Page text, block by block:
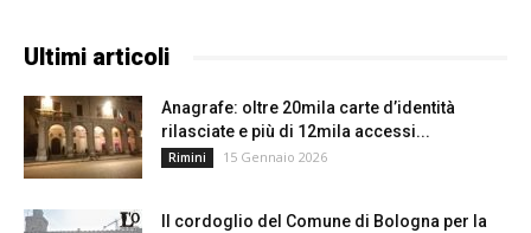
Ultimi articoli
Anagrafe: oltre 20mila carte d’identità
rilasciate e più di 12mila accessi...
Rimini 15 Gennaio 2026
Il cordoglio del Comune di Bologna per la